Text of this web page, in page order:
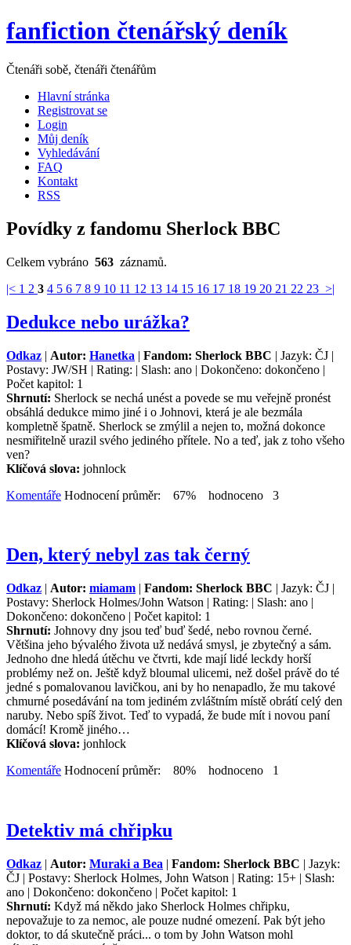
fanfiction čtenářský deník
Čtenáři sobě, čtenáři čtenářům
Hlavní stránka
Registrovat se
Login
Můj deník
Vyhledávání
FAQ
Kontakt
RSS
Povídky z fandomu Sherlock BBC
Celkem vybráno 563 záznamů.
|< 1 2 3 4 5 6 7 8 9 10 11 12 13 14 15 16 17 18 19 20 21 22 23 >|
Dedukce nebo urážka?
Odkaz | Autor: Hanetka | Fandom: Sherlock BBC | Jazyk: ČJ |
Postavy: JW/SH | Rating: | Slash: ano | Dokončeno: dokončeno |
Počet kapitol: 1
Shrnutí: Sherlock se nechá unést a povede se mu veřejně pronést
obsáhlá dedukce mimo jiné i o Johnovi, která je ale bezmála
kompletně špatně. Sherlock se zmýlil a nejen to, možná dokonce
nesmiřitelně urazil svého jediného přítele. No a teď, jak z toho všeho
ven?
Klíčová slova: johnlock
Komentáře Hodnocení průměr: 67% hodnoceno 3
Den, který nebyl zas tak černý
Odkaz | Autor: miamam | Fandom: Sherlock BBC | Jazyk: ČJ |
Postavy: Sherlock Holmes/John Watson | Rating: | Slash: ano |
Dokončeno: dokončeno | Počet kapitol: 1
Shrnutí: Johnovy dny jsou teď buď šedé, nebo rovnou černé.
Většina jeho bývalého života už nedává smysl, je zbytečný a sám.
Jednoho dne hledá útěchu ve čtvrti, kde mají lidé leckdy horší
problémy než on. Ještě když bloumal ulicemi, než došel právě do té
jedné s pomalovanou lavičkou, ani by ho nenapadlo, že mu takové
chmurné posedávání na tom jediném zvláštním místě obrátí celý den
naruby. Nebo spíš život. Teď to vypadá, že bude mít i novou paní
domácí! Kromě jiného…
Klíčová slova: jonhlock
Komentáře Hodnocení průměr: 80% hodnoceno 1
Detektiv má chřipku
Odkaz | Autor: Muraki a Bea | Fandom: Sherlock BBC | Jazyk:
ČJ | Postavy: Sherlock Holmes, John Watson | Rating: 15+ | Slash:
ano | Dokončeno: dokončeno | Počet kapitol: 1
Shrnutí: Když má někdo jako Sherlock Holmes chřipku,
nepovažuje to za nemoc, ale pouze nudné omezení. Pak být jeho
doktor, to dá skutečně práci... o tom by John Watson mohl